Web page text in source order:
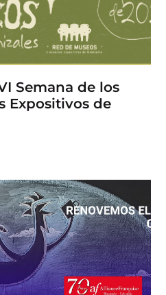
Semana de los
Expositivos de